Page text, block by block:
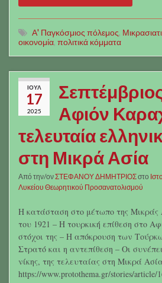
Α' Παγκόσμιος πόλεμος,
οικονομία, πολιτικά κόμματα
ΙΟΎΛ
17
2025
Αφιόν
τελευταία
στη Μικρά Ασία
Από την/ονΣΤΕΦΑΝΟΥ ΔΗΜΗΤΡΙΟΣστο
Λυκείου Θεωρητικού Προσανατολισμού
Η κατάσταση στο μέτωπο της Μικράς
του 1921 – Η τουρκική επίθεση στο
στόχοι της – Η απόκρουση των
Στρατό και η αντεπίθεση – Οι
νίκης, της τελευταίας στη Μικρά Ασία
https://www.protothema.gr/stories/article/